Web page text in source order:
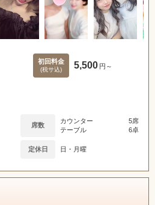
初回料金
(税サ込) 5,500 円～
席数
カウンター
5席
テーブル
6卓
定休日 日・月曜